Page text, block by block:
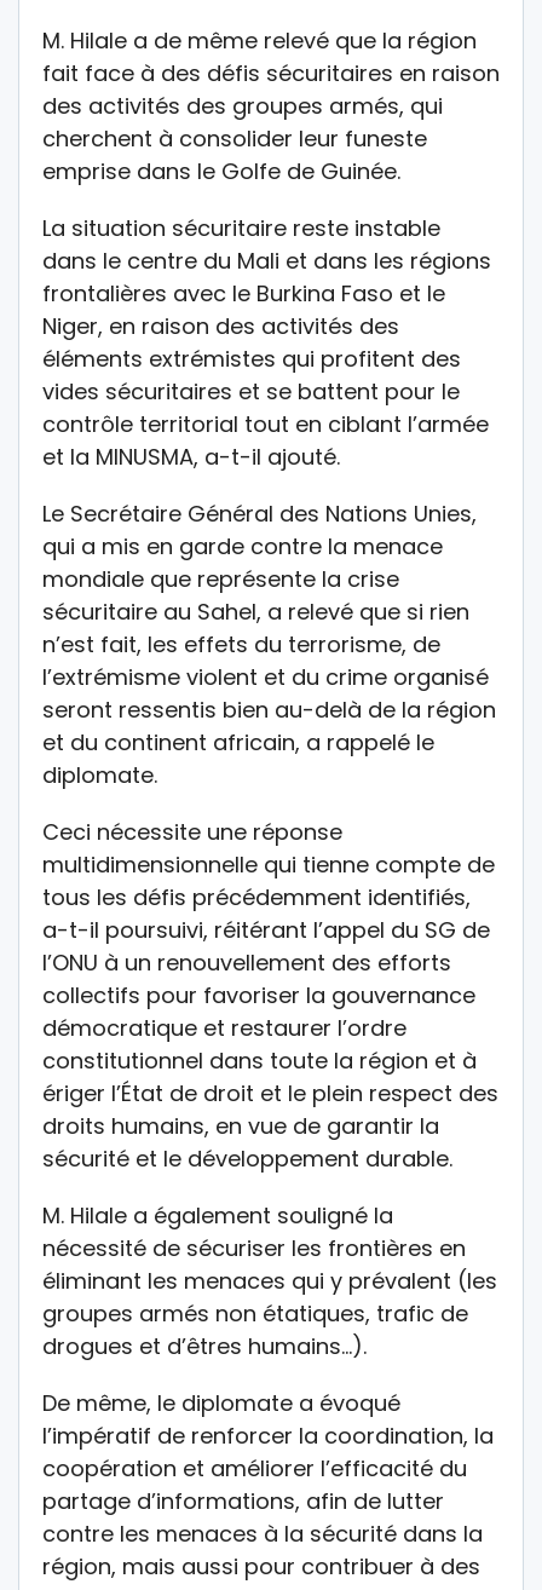
M. Hilale a de même relevé que la région
fait face à des défis sécuritaires en raison
des activités des groupes armés, qui
cherchent à consolider leur funeste
emprise dans le Golfe de Guinée.
La situation sécuritaire reste instable
dans le centre du Mali et dans les régions
frontalières avec le Burkina Faso et le
Niger, en raison des activités des
éléments extrémistes qui profitent des
vides sécuritaires et se battent pour le
contrôle territorial tout en ciblant l’armée
et la MINUSMA, a-t-il ajouté.
Le Secrétaire Général des Nations Unies,
qui a mis en garde contre la menace
mondiale que représente la crise
sécuritaire au Sahel, a relevé que si rien
n’est fait, les effets du terrorisme, de
l’extrémisme violent et du crime organisé
seront ressentis bien au-delà de la région
et du continent africain, a rappelé le
diplomate.
Ceci nécessite une réponse
multidimensionnelle qui tienne compte de
tous les défis précédemment identifiés,
a-t-il poursuivi, réitérant l’appel du SG de
l’ONU à un renouvellement des efforts
collectifs pour favoriser la gouvernance
démocratique et restaurer l’ordre
constitutionnel dans toute la région et à
ériger l’État de droit et le plein respect des
droits humains, en vue de garantir la
sécurité et le développement durable.
M. Hilale a également souligné la
nécessité de sécuriser les frontières en
éliminant les menaces qui y prévalent (les
groupes armés non étatiques, trafic de
drogues et d’êtres humains…).
De même, le diplomate a évoqué
l’impératif de renforcer la coordination, la
coopération et améliorer l’efficacité du
partage d’informations, afin de lutter
contre les menaces à la sécurité dans la
région, mais aussi pour contribuer à des